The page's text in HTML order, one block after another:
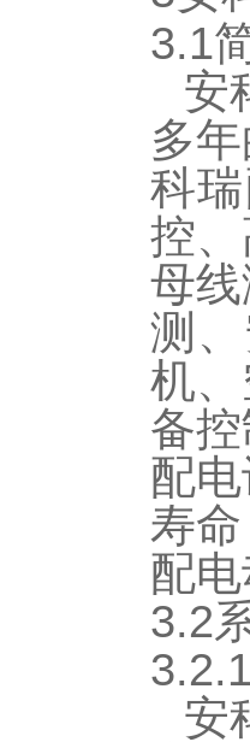
3.1
安
多
科
控
母
测
机
备
配
寿
配
3.2
安